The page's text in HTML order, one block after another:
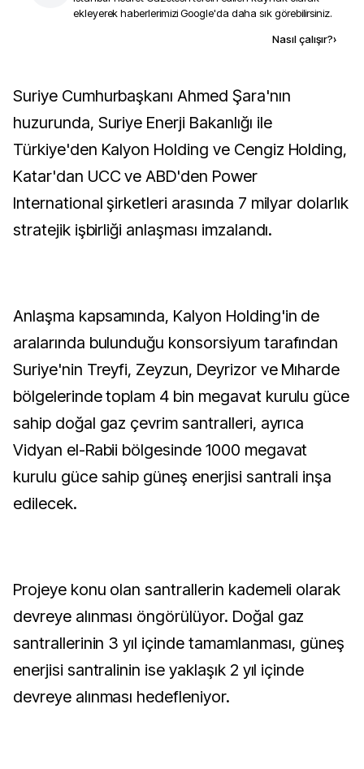
ekleyerek haberlerimizi Google'da daha sık görebilirsiniz.
Nasıl çalışır?›
Suriye Cumhurbaşkanı Ahmed Şara'nın
huzurunda, Suriye Enerji Bakanlığı ile
Türkiye'den Kalyon Holding ve Cengiz Holding,
Katar'dan UCC ve ABD'den Power
International şirketleri arasında 7 milyar dolarlık
stratejik işbirliği anlaşması imzalandı.
Anlaşma kapsamında, Kalyon Holding'in de
aralarında bulunduğu konsorsiyum tarafından
Suriye'nin Treyfi, Zeyzun, Deyrizor ve Mıharde
bölgelerinde toplam 4 bin megavat kurulu güce
sahip doğal gaz çevrim santralleri, ayrıca
Vidyan el-Rabii bölgesinde 1000 megavat
kurulu güce sahip güneş enerjisi santrali inşa
edilecek.
Projeye konu olan santrallerin kademeli olarak
devreye alınması öngörülüyor. Doğal gaz
santrallerinin 3 yıl içinde tamamlanması, güneş
enerjisi santralinin ise yaklaşık 2 yıl içinde
devreye alınması hedefleniyor.